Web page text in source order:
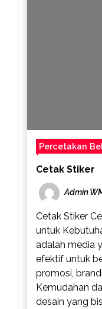
Percetakan
Cetak Stiker
Admin
Cetak Stiker
untuk
adalah media
efektif untuk
promosi,
Kemudahan
desain yang